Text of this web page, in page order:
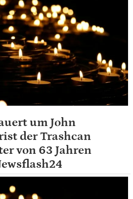
um John
der Trashcan
von 63 Jahren